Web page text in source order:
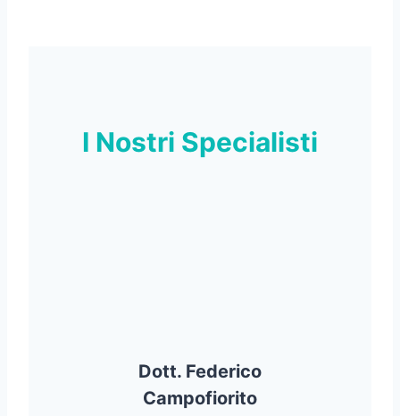
I Nostri Specialisti
Dott. Federico
Campofiorito